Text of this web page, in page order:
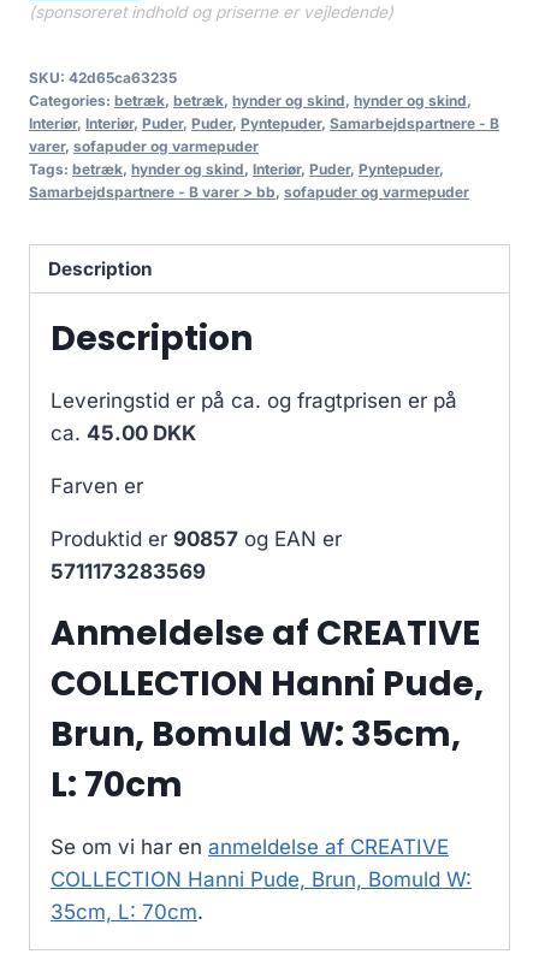
(sponsoreret indhold og priserne er vejledende)
SKU: 42d65ca63235
Categories: betræk, betræk, hynder og skind, hynder og skind,
Interiør, Interiør, Puder, Puder, Pyntepuder, Samarbejdspartnere - B
varer, sofapuder og varmepuder
Tags: betræk, hynder og skind, Interiør, Puder, Pyntepuder,
Samarbejdspartnere - B varer > bb, sofapuder og varmepuder
Description
Description
Leveringstid er på ca. og fragtprisen er på
ca. 45.00 DKK
Farven er
Produktid er 90857 og EAN er
5711173283569
Anmeldelse af CREATIVE
COLLECTION Hanni Pude,
Brun, Bomuld W: 35cm,
L: 70cm
Se om vi har en anmeldelse af CREATIVE
COLLECTION Hanni Pude, Brun, Bomuld W:
35cm, L: 70cm.